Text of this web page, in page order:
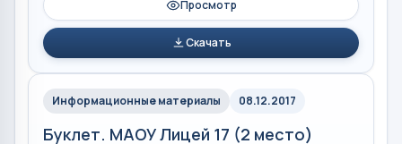
Просмотр
Скачать
Информационные материалы 08.12.2017
Буклет. МАОУ Лицей 17 (2 место)